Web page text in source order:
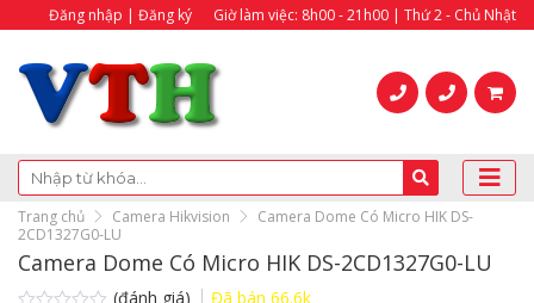
Đăng nhập | Đăng ký Giờ làm việc: 8h00 - 21h00 | Thứ 2 - Chủ Nhật
Trang chủ Camera Hikvision
Camera Dome Có Micro HIK DS-
2CD1327G0-LU
Camera Dome Có Micro HIK DS-2CD1327G0-LU
(đánh giá) Đã bán 66.6k